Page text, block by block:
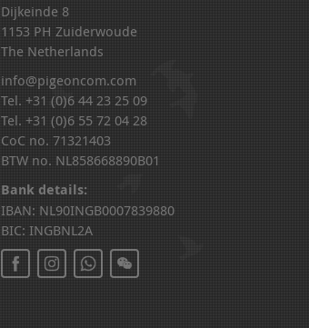
Dijkeinde 8
1153 PH Zuiderwoude
The Netherlands
info@pigeoncom.com
Tel. +31 (0)6 44 23 25 09
Tel. +31 (0)6 55 72 04 28
CoC no. 71321403
BTW no. NL858668890B01
Bank details:
IBAN: NL90INGB0007839880
BIC: INGBNL2A